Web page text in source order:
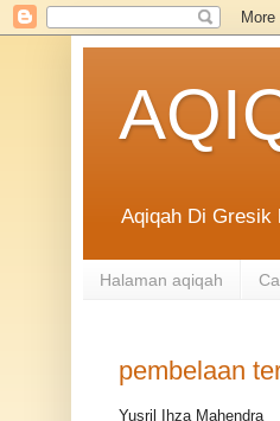
Aqiqah Di Gresik
Halaman aqiqah
pembelaan
Yusril Ihza Mahendra